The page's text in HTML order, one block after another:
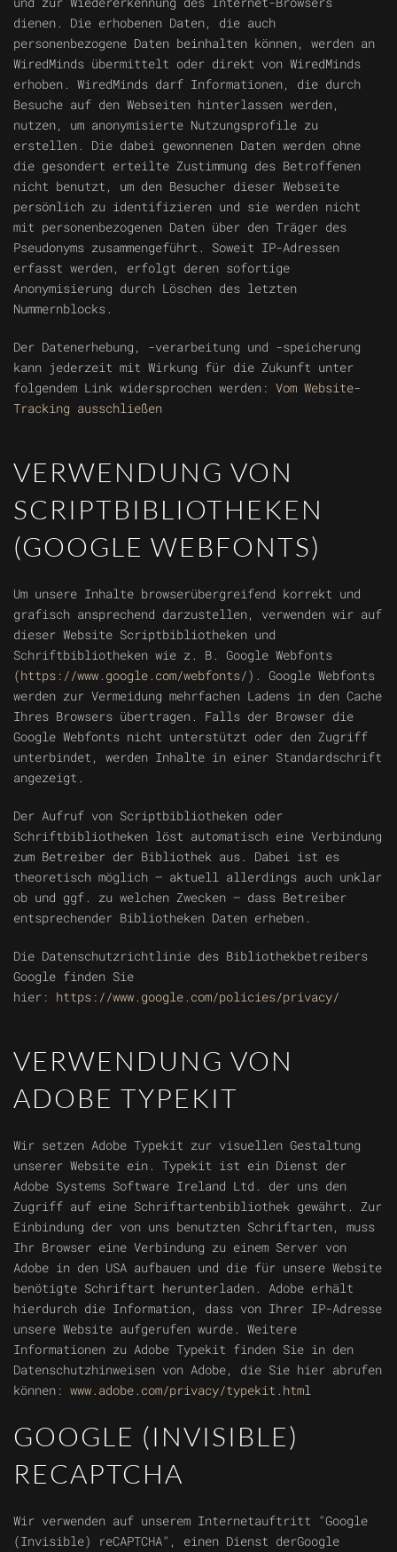
dienen. Die erhobenen Daten, die auch
personenbezogene Daten beinhalten können, werden an
WiredMinds übermittelt oder direkt von WiredMinds
erhoben. WiredMinds darf Informationen, die durch
Besuche auf den Webseiten hinterlassen werden,
nutzen, um anonymisierte Nutzungsprofile zu
erstellen. Die dabei gewonnenen Daten werden ohne
die gesondert erteilte Zustimmung des Betroffenen
nicht benutzt, um den Besucher dieser Webseite
persönlich zu identifizieren und sie werden nicht
mit personenbezogenen Daten über den Träger des
Pseudonyms zusammengeführt. Soweit IP-Adressen
erfasst werden, erfolgt deren sofortige
Anonymisierung durch Löschen des letzten
Nummernblocks.
Der Datenerhebung, -verarbeitung und -speicherung
kann jederzeit mit Wirkung für die Zukunft unter
folgendem Link widersprochen werden: Vom Website-
Tracking ausschließen
VERWENDUNG VON
SCRIPTBIBLIOTHEKEN
(GOOGLE WEBFONTS)
Um unsere Inhalte browserübergreifend korrekt und
grafisch ansprechend darzustellen, verwenden wir auf
dieser Website Scriptbibliotheken und
Schriftbibliotheken wie z. B. Google Webfonts
(https://www.google.com/webfonts/). Google Webfonts
werden zur Vermeidung mehrfachen Ladens in den Cache
Ihres Browsers übertragen. Falls der Browser die
Google Webfonts nicht unterstützt oder den Zugriff
unterbindet, werden Inhalte in einer Standardschrift
angezeigt.
Der Aufruf von Scriptbibliotheken oder
Schriftbibliotheken löst automatisch eine Verbindung
zum Betreiber der Bibliothek aus. Dabei ist es
theoretisch möglich – aktuell allerdings auch unklar
ob und ggf. zu welchen Zwecken – dass Betreiber
entsprechender Bibliotheken Daten erheben.
Die Datenschutzrichtlinie des Bibliothekbetreibers
Google finden Sie
hier: https://www.google.com/policies/privacy/
VERWENDUNG VON
ADOBE TYPEKIT
Wir setzen Adobe Typekit zur visuellen Gestaltung
unserer Website ein. Typekit ist ein Dienst der
Adobe Systems Software Ireland Ltd. der uns den
Zugriff auf eine Schriftartenbibliothek gewährt. Zur
Einbindung der von uns benutzten Schriftarten, muss
Ihr Browser eine Verbindung zu einem Server von
Adobe in den USA aufbauen und die für unsere Website
benötigte Schriftart herunterladen. Adobe erhält
hierdurch die Information, dass von Ihrer IP-Adresse
unsere Website aufgerufen wurde. Weitere
Informationen zu Adobe Typekit finden Sie in den
Datenschutzhinweisen von Adobe, die Sie hier abrufen
können: www.adobe.com/privacy/typekit.html
GOOGLE (INVISIBLE)
RECAPTCHA
Wir verwenden auf unserem Internetauftritt "Google
(Invisible) reCAPTCHA", einen Dienst derGoogle